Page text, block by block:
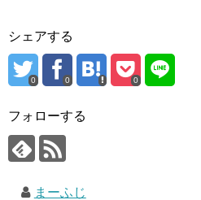
シェアする
0 0 0
フォローする
まーふじ